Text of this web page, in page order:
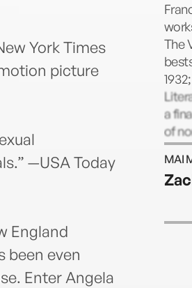
York Times
picture
—USA Today
England
been even
Enter Angela
The
a
of
The
MAI